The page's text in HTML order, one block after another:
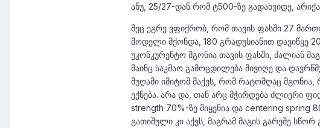
ანუ, 25/27-დან რომ ტ500-ზე გადახვიდე,
მეც ეგრე ვფიქრობ, რომ თავის ფასში 27
მოდელი მქონდა, 180 გრადუსიანით დავიწყე
უკონკურენტო მგონია თავის ფასში, ძალიან
მაინც საკმაო გამოცდილება მივიღე და
მუღამი იმიტომ მაქვს, რომ რატომღაც
ექნება. არა და, თან არც მჭირდება ძლიერი
strength 70%-ზე მიყენია და centering spring
გათიშული კი აქვს, მაგრამ მაგის გარეშე